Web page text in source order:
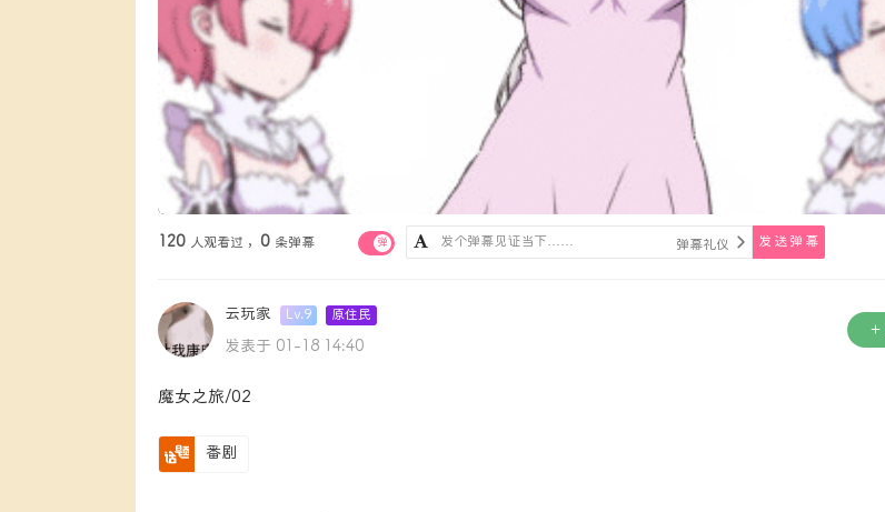
120 人观看过 ， 0 条弹幕 发送弹幕
弹幕礼仪
弹
云玩家 Lv.9 原住民
发表于 01-18 14:40
魔女之旅/02
番剧